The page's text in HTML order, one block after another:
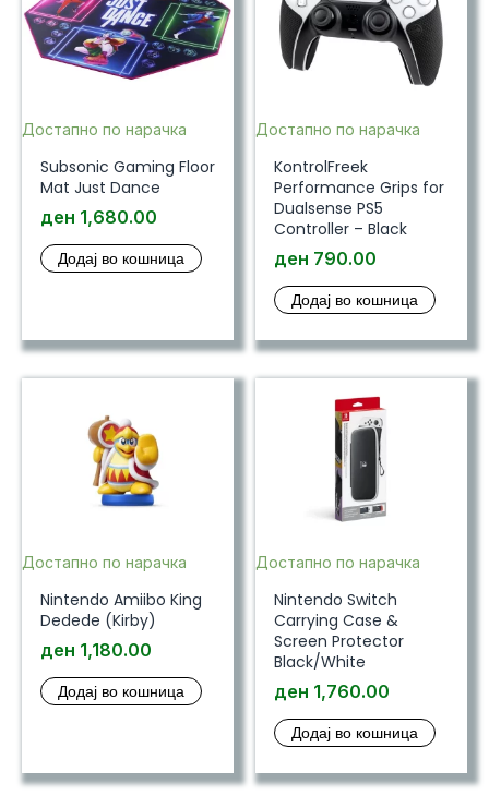
Blue
wave
количина
Достапно по нарачка
Subsonic Gaming Floor
Mat Just Dance
ден 1,680.00
Додај во кошница
Достапно по нарачка
KontrolFreek
Performance Grips for
Dualsense PS5
Controller – Black
ден 790.00
Додај во кошница
Достапно по нарачка
Nintendo Amiibo King
Dedede (Kirby)
ден 1,180.00
Додај во кошница
Достапно по нарачка
Nintendo Switch
Carrying Case &
Screen Protector
Black/White
ден 1,760.00
Додај во кошница